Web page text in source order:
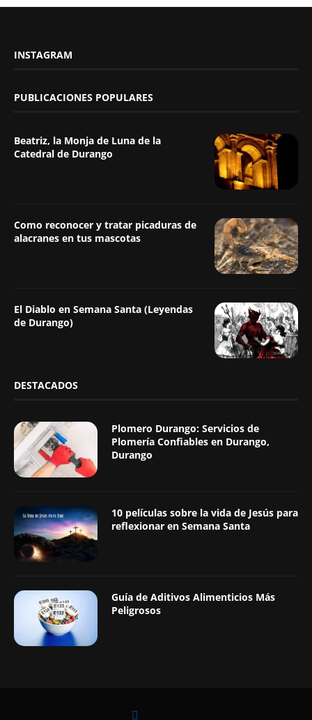
INSTAGRAM
PUBLICACIONES POPULARES
Beatriz, la Monja de Luna de la
Catedral de Durango
Como reconocer y tratar picaduras de
alacranes en tus mascotas
El Diablo en Semana Santa (Leyendas
de Durango)
DESTACADOS
Plomero Durango: Servicios de
Plomería Confiables en Durango,
Durango
10 películas sobre la vida de Jesús para
reflexionar en Semana Santa
Guía de Aditivos Alimenticios Más
Peligrosos